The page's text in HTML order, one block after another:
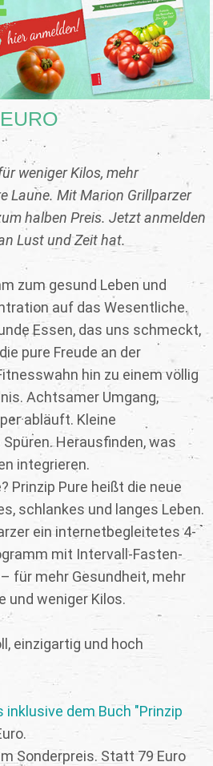
weniger Kilos, mehr
Laune. Mit Marion Grillparzer
halben Preis. Jetzt anmelden
Lust und Zeit hat.
zum gesund Leben und
auf das Wesentliche.
Essen, das uns schmeckt,
pure Freude an der
hin zu einem völlig
Achtsamer Umgang,
abläuft. Kleine
Herausfinden, was
integrieren.
Prinzip Pure heißt die neue
schlankes und langes Leben.
ein internetbegleitetes 4-
mit Intervall-Fasten-
für mehr Gesundheit, mehr
und weniger Kilos.
einzigartig und hoch
inklusive dem Buch "Prinzip
Sonderpreis. Statt 79 Euro